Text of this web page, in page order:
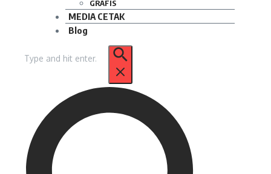
GRAFIS
MEDIA CETAK
Blog
untuk: